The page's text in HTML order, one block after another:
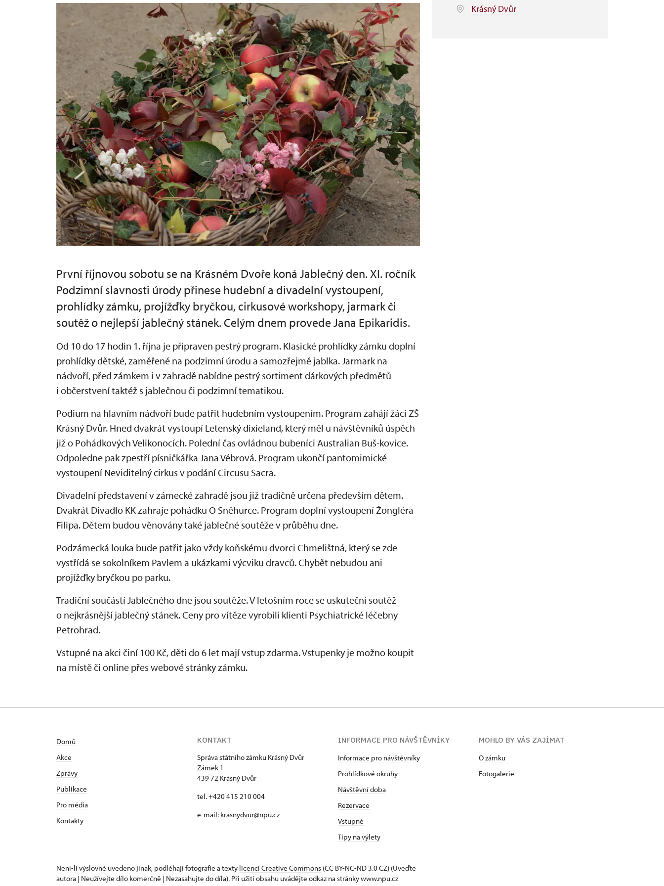
První říjnovou sobotu se na Krásném Dvoře koná Jablečný den. XI. ročník
Podzimní slavnosti úrody přinese hudební a divadelní vystoupení,
prohlídky zámku, projížďky bryčkou, cirkusové workshopy, jarmark či
soutěž o nejlepší jablečný stánek. Celým dnem provede Jana Epikaridis.
Od 10 do 17 hodin 1. října je připraven pestrý program. Klasické prohlídky zámku doplní
prohlídky dětské, zaměřené na podzimní úrodu a samozřejmě jablka. Jarmark na
nádvoří, před zámkem i v zahradě nabídne pestrý sortiment dárkových předmětů
i občerstvení taktéž s jablečnou či podzimní tematikou.
Podium na hlavním nádvoří bude patřit hudebním vystoupením. Program zahájí žáci ZŠ
Krásný Dvůr. Hned dvakrát vystoupí Letenský dixieland, který měl u návštěvníků úspěch
již o Pohádkových Velikonocích. Polední čas ovládnou bubeníci Australian Buš-kovice.
Odpoledne pak zpestří písničkářka Jana Vébrová. Program ukončí pantomimické
vystoupení Neviditelný cirkus v podání Circusu Sacra.
Divadelní představení v zámecké zahradě jsou již tradičně určena především dětem.
Dvakrát Divadlo KK zahraje pohádku O Sněhurce. Program doplní vystoupení Žongléra
Filipa. Dětem budou věnovány také jablečné soutěže v průběhu dne.
Podzámecká louka bude patřit jako vždy koňskému dvorci Chmelištná, který se zde
vystřídá se sokolníkem Pavlem a ukázkami výcviku dravců. Chybět nebudou ani
projížďky bryčkou po parku.
Tradiční součástí Jablečného dne jsou soutěže. V letošním roce se uskuteční soutěž
o nejkrásnější jablečný stánek. Ceny pro vítěze vyrobili klienti Psychiatrické léčebny
Petrohrad.
Vstupné na akci činí 100 Kč, děti do 6 let mají vstup zdarma. Vstupenky je možno koupit
na místě či online přes webové stránky zámku.
Krásný Dvůr
Domů
Akce
Zprávy
Publikace
Pro média
Kontakty
KONTAKT
Správa státního zámku Krásný Dvůr
Zámek 1
439 72 Krásný Dvůr
tel. +420 415 210 004
e-mail: krasnydvur@npu.cz
INFORMACE PRO NÁVŠTĚVNÍKY
Informace pro návštěvníky
Prohlídkové okruhy
Návštěvní doba
Rezervace
Vstupné
Tipy na výlety
MOHLO BY VÁS ZAJÍMAT
O zámku
Fotogalerie
Není-li výslovně uvedeno jinak, podléhají fotografie a texty licenci Creative Commons (CC BY-NC-ND 3.0 CZ) (Uveďte
autora | Neužívejte dílo komerčně | Nezasahujte do díla). Při užití obsahu uvádějte odkaz na stránky www.npu.cz